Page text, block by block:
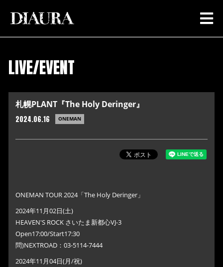
LIVE/EVENT
札幌PLANT『The Holy Deringer』
2024.06.16 ONEMAN
ONEMAN TOUR 2024「The Holy Deringer」
2024年11月02日(土)
HEAVEN'S ROCK さいたま新都心VJ-3
Open17:00/Start17:30
問)NEXTROAD：03-5114-7444
2024年11月04日(月/祝)